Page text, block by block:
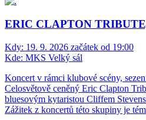
ERIC CLAPTON
Kdy: 19. 9. 2026 začátek od 19:00
Kde: MKS Velký sál
Koncert v rámci klubové scény,
Celosvětově ceněný Eric Clapton
bluesovým kytaristou Cliffem
Zážitek z koncertů této skupiny je